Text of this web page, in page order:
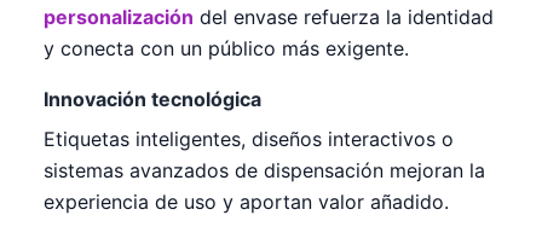
personalización del envase refuerza la identidad
y conecta con un público más exigente.
Innovación tecnológica
Etiquetas inteligentes, diseños interactivos o
sistemas avanzados de dispensación mejoran la
experiencia de uso y aportan valor añadido.